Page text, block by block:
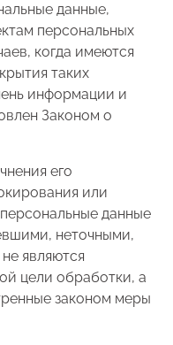
данные,
персональных
когда имеются
таких
информации и
Законом о
его
или
данные
неточными,
являются
цели обработки, а
законом меры